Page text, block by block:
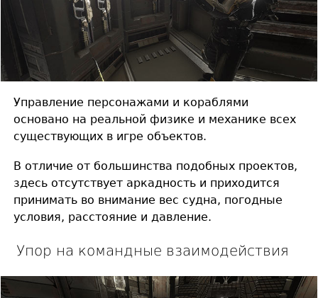
Управление персонажами и кораблями
основано на реальной физике и механике всех
существующих в игре объектов.
В отличие от большинства подобных проектов,
здесь отсутствует аркадность и приходится
принимать во внимание вес судна, погодные
условия, расстояние и давление.
Упор на командные взаимодействия